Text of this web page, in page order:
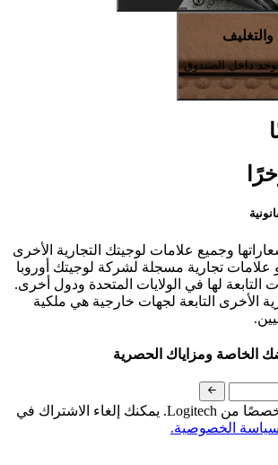
والتغليف
داخل الصندوق
وجميع علامات لوجيتك التجارية الأخرى
علامات تجارية مسجلة لشركة لوجيتك أوروبا
لها في الولايات المتحدة ودول أخرى.
الأخرى التابعة لجهات خارجية هي ملكية
الخاصة ومزاياك الحصرية
أريد تسويقًا مخصصًا من Logitech. يمكنك إلغاء الاشتراك في
سياسة الخصوصية.